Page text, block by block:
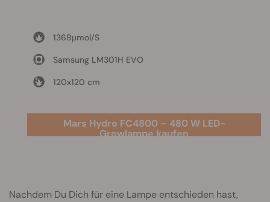
1368μmol/S
Samsung LM301H EVO
120x120 cm
Mars Hydro FC4800 – 480 W LED-
Growlampe kaufen
Nachdem Du Dich für eine Lampe entschieden hast,